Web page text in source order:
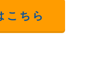
こちら